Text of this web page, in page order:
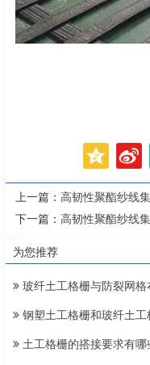
上一篇： 高韧性聚酯纱线
下一篇： 高韧性聚酯纱线
为您推荐
玻纤土工格栅与防裂网
钢塑土工格栅和玻纤土工
土工格栅的搭接要求有哪